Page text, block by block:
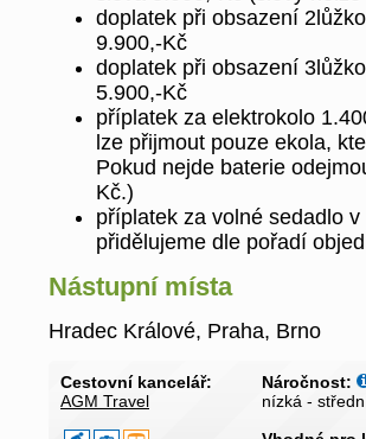
doplatek při obsazení
9.900,-Kč
doplatek při obsazení
5.900,-Kč
příplatek za elektrokolo
lze přijmout pouze ekola,
Pokud nejde baterie
Kč.)
příplatek za volné sedadlo
přidělujeme dle pořadí
Nástupní místa
Hradec Králové, Praha, Brno
Cestovní kancelář:
AGM Travel
Náročnost:
nízká -